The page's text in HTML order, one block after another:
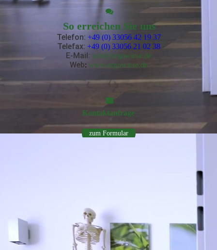
So erreichen Sie uns
Telefon: +49 (0) 33056 42 19 37
Telefax: +49 (0) 33056 21 02 38
E-Mail : info@ergowiese.de
Web: www.ergowiese.de
Kontakt­anfrage
zum Formular